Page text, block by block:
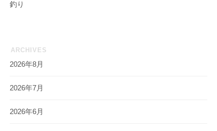
釣り
ARCHIVES
2026年8月
2026年7月
2026年6月